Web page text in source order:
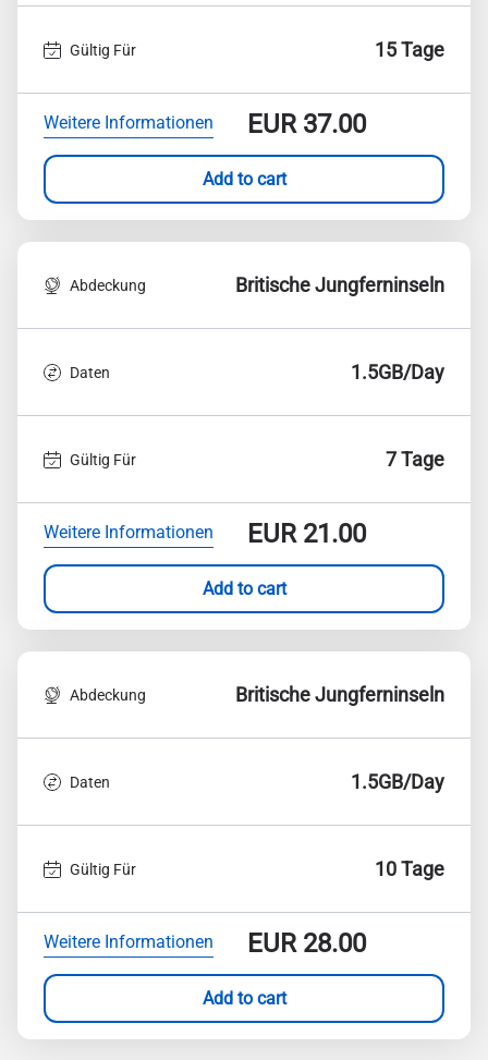
Gültig Für 15 Tage
Weitere Informationen EUR37.00
Add to cart
Abdeckung Britische Jungferninseln
Daten 1.5GB/Day
Gültig Für 7 Tage
Weitere Informationen EUR21.00
Add to cart
Abdeckung Britische Jungferninseln
Daten 1.5GB/Day
Gültig Für 10 Tage
Weitere Informationen EUR28.00
Add to cart